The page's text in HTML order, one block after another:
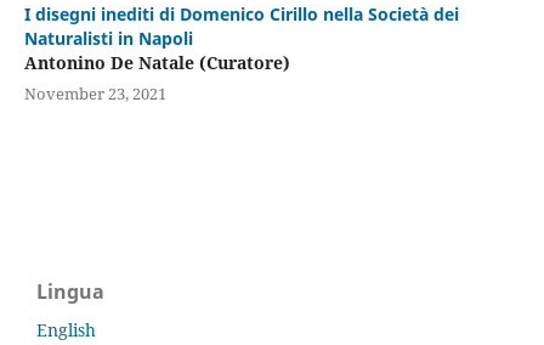
I disegni inediti di Domenico Cirillo nella Società dei
Naturalisti in Napoli
Antonino De Natale (Curatore)
November 23, 2021
Lingua
English